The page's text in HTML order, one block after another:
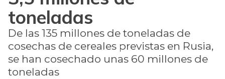
toneladas
De las 135 millones de toneladas de
cosechas de cereales previstas en Rusia,
se han cosechado unas 60 millones de
toneladas